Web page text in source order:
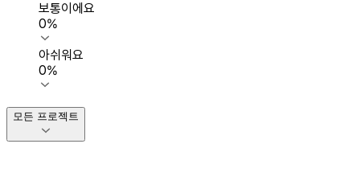
보통이에요
0%
아쉬워요
0%
모든 프로젝트